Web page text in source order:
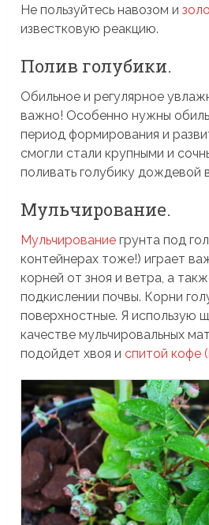
Не пользуйтесь навозом и
известковую реакцию.
Полив голубики.
Обильное и регулярное
важно! Особенно нужны
период формирования и
смогли стали крупными и
поливать голубику дождевой
Мульчирование.
Мульчирование грунта под
контейнерах тоже!) играет
корней от зноя и ветра, а
подкислении почвы. Корни
поверхностные. Я использую
качестве мульчировальных
подойдет хвоя испитой кофе